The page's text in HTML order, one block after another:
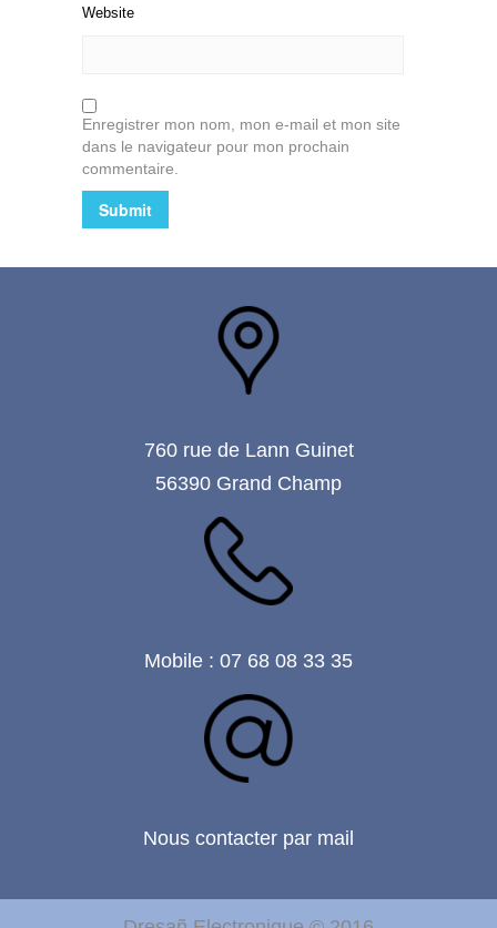
Website
Enregistrer mon nom, mon e-mail et mon site
dans le navigateur pour mon prochain
commentaire.
760 rue de Lann Guinet
56390 Grand Champ
Mobile : 07 68 08 33 35
Nous contacter par mail